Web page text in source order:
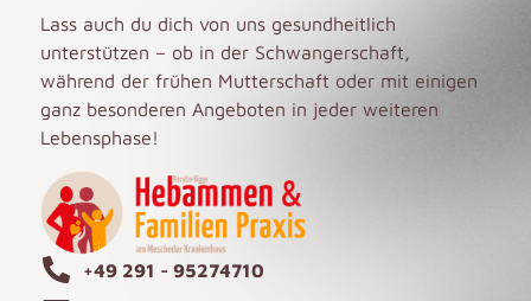
Lass auch du dich von uns gesundheitlich
unterstützen – ob in der Schwangerschaft,
während der frühen Mutterschaft oder mit einigen
ganz besonderen Angeboten in jeder weiteren
Lebensphase!
+49 291 - 95274710